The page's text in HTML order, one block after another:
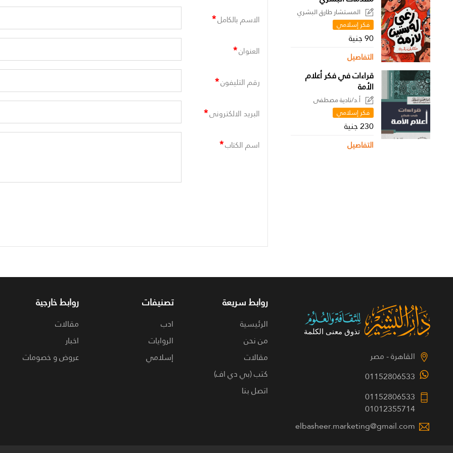
المستشار طارق البشري
فكر إسلامي
90 جنية
التفاصيل
قراءات في فكر أعلام
الأمة
أ.د/نادية مصطفى
فكر إسلامي
230 جنية
التفاصيل
الاسم بالكامل*
العنوان*
رقم التليفون*
البريد الالكترونى*
اسم الكتاب*
القاهرة - مصر
01152806533
01152806533
01012355714
elbasheer.marketing@gmail.com
روابط سريعة
الرئيسية
من نحن
مقالات
كتب (بي دي اف)
اتصل بنا
تصنيفات
ادب
الروايات
إسلامي
روابط خارجية
مقالات
اخبار
عروض و خصومات